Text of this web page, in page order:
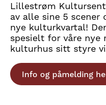
Lillestrøm
av alle sine 5
nye kulturkvartal!
spesielt for våre nye
kulturhus sitt styre
Info og påmelding